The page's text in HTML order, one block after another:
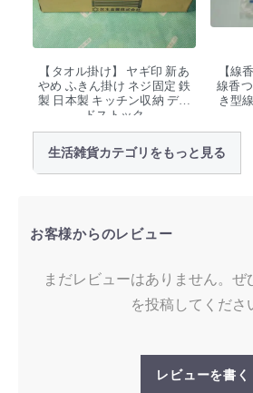
【タオル掛け】 ヤギ印 新あ
やめ ふきん掛け ネジ固定 鉄
製 日本製 キッチン収納 デッ
ドストック
【線
線香
き型
生活雑貨カテゴリをもっと見る
お客様からのレビュー
まだレビューはありません。ぜ
を投稿してくださ
レビューを書く